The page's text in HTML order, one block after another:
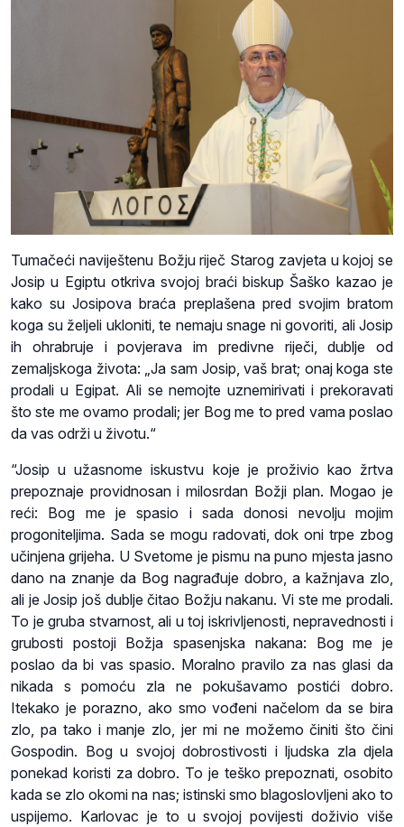
Tumačeći naviještenu Božju riječ Starog zavjeta u kojoj se
Josip u Egiptu otkriva svojoj braći biskup Šaško kazao je
kako su Josipova braća preplašena pred svojim bratom
koga su željeli ukloniti, te nemaju snage ni govoriti, ali Josip
ih ohrabruje i povjerava im predivne riječi, dublje od
zemaljskoga života: „Ja sam Josip, vaš brat; onaj koga ste
prodali u Egipat. Ali se nemojte uznemirivati i prekoravati
što ste me ovamo prodali; jer Bog me to pred vama poslao
da vas održi u životu.“
“Josip u užasnome iskustvu koje je proživio kao žrtva
prepoznaje providnosan i milosrdan Božji plan. Mogao je
reći: Bog me je spasio i sada donosi nevolju mojim
progoniteljima. Sada se mogu radovati, dok oni trpe zbog
učinjena grijeha. U Svetome je pismu na puno mjesta jasno
dano na znanje da Bog nagrađuje dobro, a kažnjava zlo,
ali je Josip još dublje čitao Božju nakanu. Vi ste me prodali.
To je gruba stvarnost, ali u toj iskrivljenosti, nepravednosti i
grubosti postoji Božja spasenjska nakana: Bog me je
poslao da bi vas spasio. Moralno pravilo za nas glasi da
nikada s pomoću zla ne pokušavamo postići dobro.
Itekako je porazno, ako smo vođeni načelom da se bira
zlo, pa tako i manje zlo, jer mi ne možemo činiti što čini
Gospodin. Bog u svojoj dobrostivosti i ljudska zla djela
ponekad koristi za dobro. To je teško prepoznati, osobito
kada se zlo okomi na nas; istinski smo blagoslovljeni ako to
uspijemo. Karlovac je to u svojoj povijesti doživio više